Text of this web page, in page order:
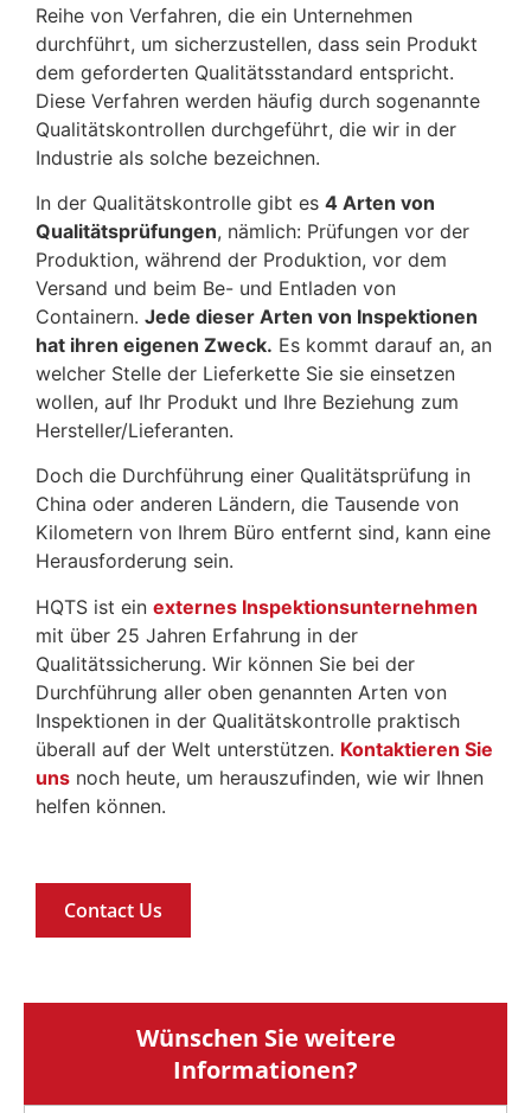
Reihe von Verfahren, die ein Unternehmen
durchführt, um sicherzustellen, dass sein Produkt
dem geforderten Qualitätsstandard entspricht.
Diese Verfahren werden häufig durch sogenannte
Qualitätskontrollen durchgeführt, die wir in der
Industrie als solche bezeichnen.
In der Qualitätskontrolle gibt es 4 Arten von
Qualitätsprüfungen, nämlich: Prüfungen vor der
Produktion, während der Produktion, vor dem
Versand und beim Be- und Entladen von
Containern. Jede dieser Arten von Inspektionen
hat ihren eigenen Zweck. Es kommt darauf an, an
welcher Stelle der Lieferkette Sie sie einsetzen
wollen, auf Ihr Produkt und Ihre Beziehung zum
Hersteller/Lieferanten.
Doch die Durchführung einer Qualitätsprüfung in
China oder anderen Ländern, die Tausende von
Kilometern von Ihrem Büro entfernt sind, kann eine
Herausforderung sein.
HQTS ist ein externes Inspektionsunternehmen
mit über 25 Jahren Erfahrung in der
Qualitätssicherung. Wir können Sie bei der
Durchführung aller oben genannten Arten von
Inspektionen in der Qualitätskontrolle praktisch
überall auf der Welt unterstützen. Kontaktieren Sie
uns noch heute, um herauszufinden, wie wir Ihnen
helfen können.
Contact Us
Wünschen Sie weitere
Informationen?